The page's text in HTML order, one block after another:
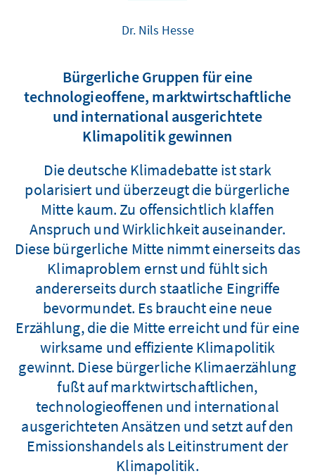
Dr. Nils Hesse
Bürgerliche Gruppen für eine
technologieoffene, marktwirtschaftliche
und international ausgerichtete
Klimapolitik gewinnen
Die deutsche Klimadebatte ist stark
polarisiert und überzeugt die bürgerliche
Mitte kaum. Zu offensichtlich klaffen
Anspruch und Wirklichkeit auseinander.
Diese bürgerliche Mitte nimmt einerseits das
Klimaproblem ernst und fühlt sich
andererseits durch staatliche Eingriffe
bevormundet. Es braucht eine neue
Erzählung, die die Mitte erreicht und für eine
wirksame und effiziente Klimapolitik
gewinnt. Diese bürgerliche Klimaerzählung
fußt auf marktwirtschaftlichen,
technologieoffenen und international
ausgerichteten Ansätzen und setzt auf den
Emissionshandels als Leitinstrument der
Klimapolitik.